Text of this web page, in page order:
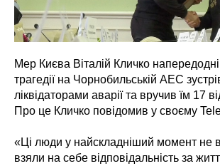
Мер Києва Віталій Кличко
трагедії на Чорнобильській АЕС
ліквідаторами аварії та вручив їм 17
Про це Кличко повідомив у своєму
«Ці люди у найскладніший момент не
взяли на себе відповідальність за